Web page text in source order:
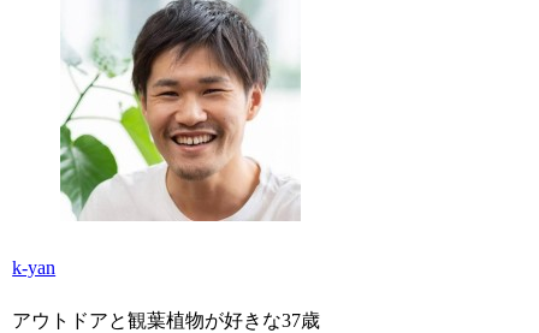
k-yan
アウトドアと観葉植物が好きな37歳